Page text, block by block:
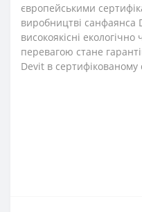
європейськими
виробництві санфаянса
високоякісні
перевагою стане
Devit в сертифікованому